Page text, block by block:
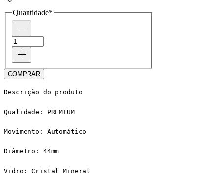
Quantidade*
COMPRAR
Descrição do produto
Qualidade: PREMIUM
Movimento: Automático
Diâmetro: 44mm
Vidro: Cristal Mineral